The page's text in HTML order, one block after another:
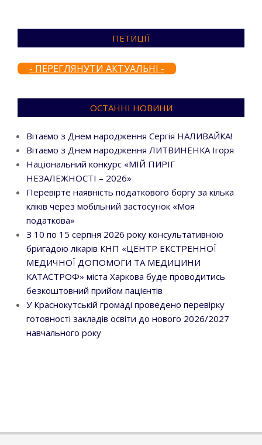
ПЕТИЦІЇ
- ПЕРЕГЛЯНУТИ АКТУАЛЬНІ -
ОСТАННІ НОВИНИ
Вітаємо з Днем народження Сергія НАЛИВАЙКА!
Вітаємо з Днем народження ЛИТВИНЕНКА Ігоря
Національний конкурс «МІЙ ПИРІГ
НЕЗАЛЕЖНОСТІ – 2026»
Перевірте наявність податкового боргу за кілька
кліків через мобільний застосунок «Моя
податкова»
З 10 по 15 серпня 2026 року консультативною
бригадою лікарів КНП «ЦЕНТР ЕКСТРЕННОЇ
МЕДИЧНОЇ ДОПОМОГИ ТА МЕДИЦИНИ
КАТАСТРОФ» міста Харкова буде проводитись
безкоштовний прийом пацієнтів
У Краснокутській громаді проведено перевірку
готовності закладів освіти до нового 2026/2027
навчального року